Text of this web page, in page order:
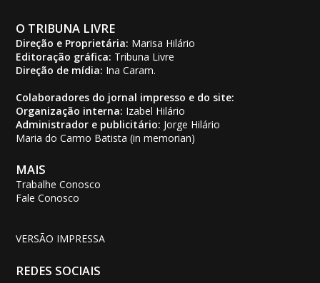
O TRIBUNA LIVRE
Direção e Proprietária: Marisa Hilário
Editoração gráfica: Tribuna Livre
Direção de mídia: Ina Caram.
Colaboradores do jornal impresso e do site:
Organização interna: Izabel Hilário
Administrador e publicitário: Jorge Hilário
Maria do Carmo Batista (in memorian)
MAIS
Trabalhe Conosco
Fale Conosco
VERSÃO IMPRESSA
REDES SOCIAIS